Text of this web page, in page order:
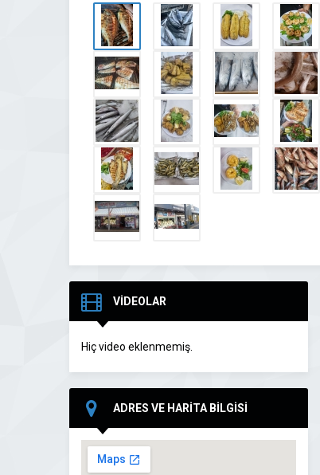
VİDEOLAR
Hiç video eklenmemiş.
ADRES VE HARİTA BİLGİSİ